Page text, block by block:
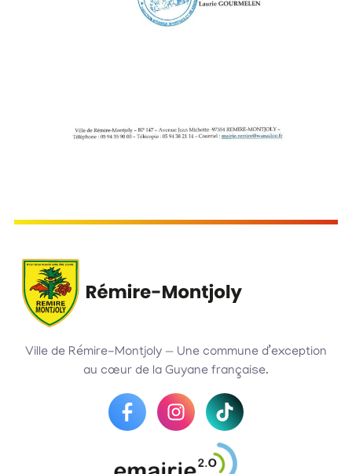
Ville de Rémire-Montjoly — Une commune d’exception
au cœur de la Guyane française.